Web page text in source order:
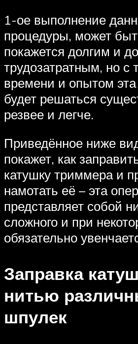
1-ое выполнение
процедуры, может
покажется долгим и
трудозатратным, но с
времени и опытом эта
будет решаться
резвее и легче.
Приведённое ниже
покажет, как
катушку триммера и
намотать её – эта
представляет собой
сложного и при
обязательно
Заправка
нитью
шпулек